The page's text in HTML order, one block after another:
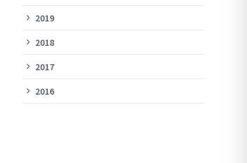
2019
2018
2017
2016